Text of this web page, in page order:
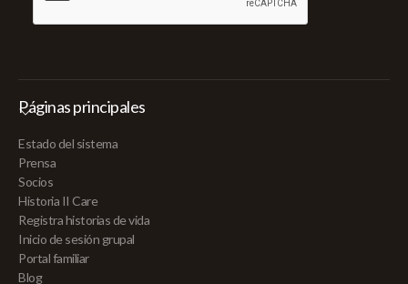
Páginas principales
Estado del sistema
Prensa
Socios
Historia II Care
Registra historias de vida
Inicio de sesión grupal
Portal familiar
Blog